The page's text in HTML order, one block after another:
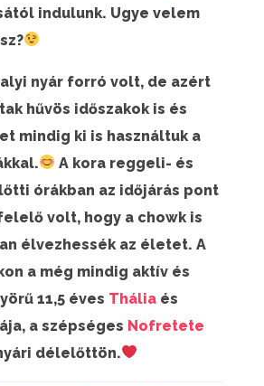
indulunk. Ugye velem
nyár forró volt, de azért
hűvös időszakok is és
mindig ki is használtuk a
A kora reggeli- és
órákban az időjárás pont
volt, hogy a chowk is
élvezhessék az életet. A
a még mindig aktív és
11,5 éves Thália és
a szépséges Nofretete
délelőttön.